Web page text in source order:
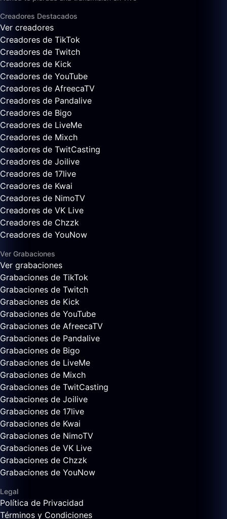
Creadores Destacados
Ver creadores
Creadores de TikTok
Creadores de Twitch
Creadores de Kick
Creadores de YouTube
Creadores de AfreecaTV
Creadores de Pandalive
Creadores de Bigo
Creadores de LiveMe
Creadores de Mixch
Creadores de TwitCasting
Creadores de Joilive
Creadores de 17live
Creadores de Kwai
Creadores de NimoTV
Creadores de VK Live
Creadores de Chzzk
Creadores de YouNow
Ver Grabaciones
Ver grabaciones
Grabaciones de TikTok
Grabaciones de Twitch
Grabaciones de Kick
Grabaciones de YouTube
Grabaciones de AfreecaTV
Grabaciones de Pandalive
Grabaciones de Bigo
Grabaciones de LiveMe
Grabaciones de Mixch
Grabaciones de TwitCasting
Grabaciones de Joilive
Grabaciones de 17live
Grabaciones de Kwai
Grabaciones de NimoTV
Grabaciones de VK Live
Grabaciones de Chzzk
Grabaciones de YouNow
Legal
Política de Privacidad
Términos y Condiciones